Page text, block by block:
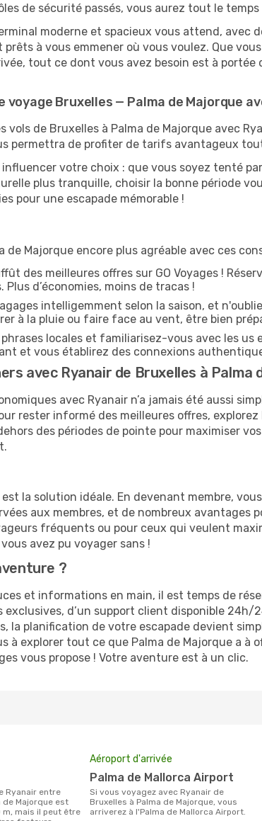
de sécurité passés, vous aurez tout le
moderne et spacieux vous attend, avec
à vous emmener où vous voulez. Que
tout ce dont vous avez besoin est à
Bruxelles — Palma de Majorque
vols de Bruxelles à Palma de Majorque avec
permettra de profiter de tarifs avantageux
votre choix : que vous soyez tenté
plus tranquille, choisir la bonne période
pour une escapade mémorable !
de Majorque encore plus agréable avec ces
des meilleures offres sur GO Voyages !
d’économies, moins de tracas !
intelligemment selon la saison, et
à la pluie ou faire face au vent, être bien
locales et familiarisez-vous avec les us
et vous établirez des connexions
avec Ryanair de Bruxelles à Palma
avec Ryanair n’a jamais été aussi
rester informé des meilleures offres,
des périodes de pointe pour maximiser
la solution idéale. En devenant membre,
aux membres, et de nombreux avantages
fréquents ou pour ceux qui veulent
avez pu voyager sans !
?
et informations en main, il est temps de
exclusives, d’un support client disponible
la planification de votre escapade devient
à explorer tout ce que Palma de Majorque a
vous propose ! Votre aventure est à un clic.
de Majorque est
m, mais il peut être
Aéroport d'arrivée
Palma de Mallorca Airport
Si vous voyagez avec Ryanair de
Bruxelles à Palma de Majorque, vous
arriverez à l'Palma de Mallorca Airport.